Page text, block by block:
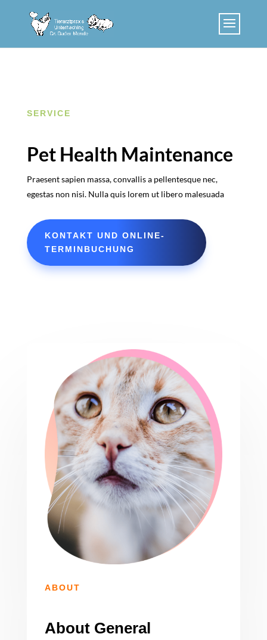
SERVICE
Pet Health Maintenance
Praesent sapien massa, convallis a pellentesque nec,
egestas non nisi. Nulla quis lorem ut libero malesuada
KONTAKT UND ONLINE-
TERMINBUCHUNG
ABOUT
About General